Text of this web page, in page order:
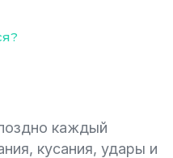
каждый
кусания, удары и